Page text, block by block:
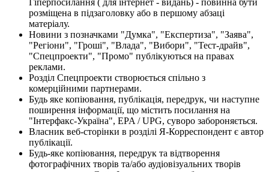
розміщена в підзаголовку або в першому абзаці
матеріалу.
Новини з позначками "Думка", "Експертиза", "Заява",
"Регіони", "Гроші", "Влада", "Вибори", "Тест-драйв",
"Спецпроекти", "Промо" публікуються на правах
реклами.
Розділ Спецпроекти створюється спільно з
комерційними партнерами.
Будь яке копіювання, публікація, передрук, чи наступне
поширення інформації, що містить посилання на
"Інтерфакс-Україна", EPA / UPG, суворо забороняється.
Власник веб-сторінки в розділі Я-Корреспондент є автор
публікації.
Будь-яке копіювання, передрук та відтворення
фотографічних творів та/або аудіовізуальних творів